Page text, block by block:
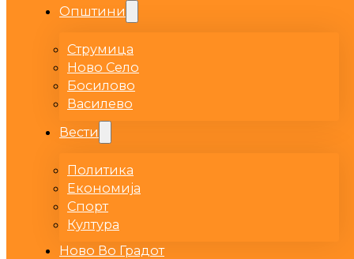
Општини
Струмица
Ново Село
Босилово
Василево
Вести
Политика
Економија
Спорт
Култура
Ново Во Градот